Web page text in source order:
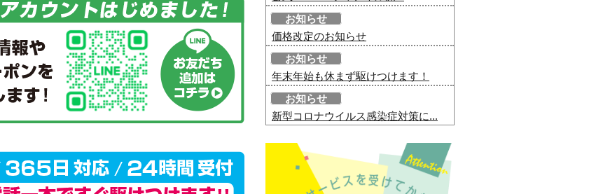
お知らせ
価格改定のお知らせ
お知らせ
年末年始も休まず駆けつけます！
お知らせ
新型コロナウイルス感染症対策に...